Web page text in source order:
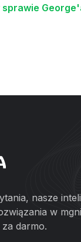
nasze
w
darmo.